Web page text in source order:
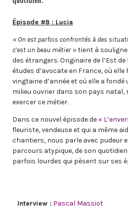
Épisode #8 : Lucia
« On est parfois confrontés à des
c’est un beau métier »tient à
des étrangers. Originaire de l’Est de
études d’avocate en France, où
vingtaine d’année et où elle a fondé
milieu ouvrier dans son pays natal,
exercer ce métier.
Dans ce nouvel épisode de «
fleuriste, vendeuse et qui a même
chantiers, nous parle avec pudeur
parcours atypique, de son
parfois lourdes qui pèsent sur ses
Interview : Pascal Massiot